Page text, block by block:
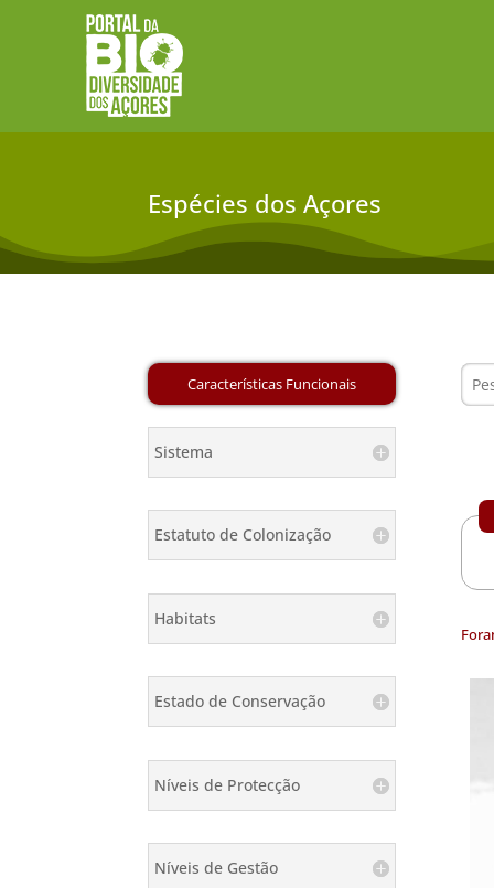
Espécies dos Açores
Sistema
Estatuto de Colonização
Habitats
Estado de Conservação
Níveis de Protecção
Níveis de Gestão